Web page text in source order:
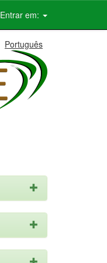
Entrar em:
Português